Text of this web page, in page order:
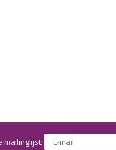
mailinglijst: